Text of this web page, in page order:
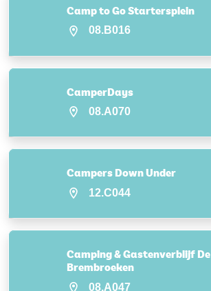
Camp to Go Startersplein
08.B016
CamperDays
08.A070
Campers Down Under
12.C044
Camping & Gastenverblijf De
Brembroeken
08.A047